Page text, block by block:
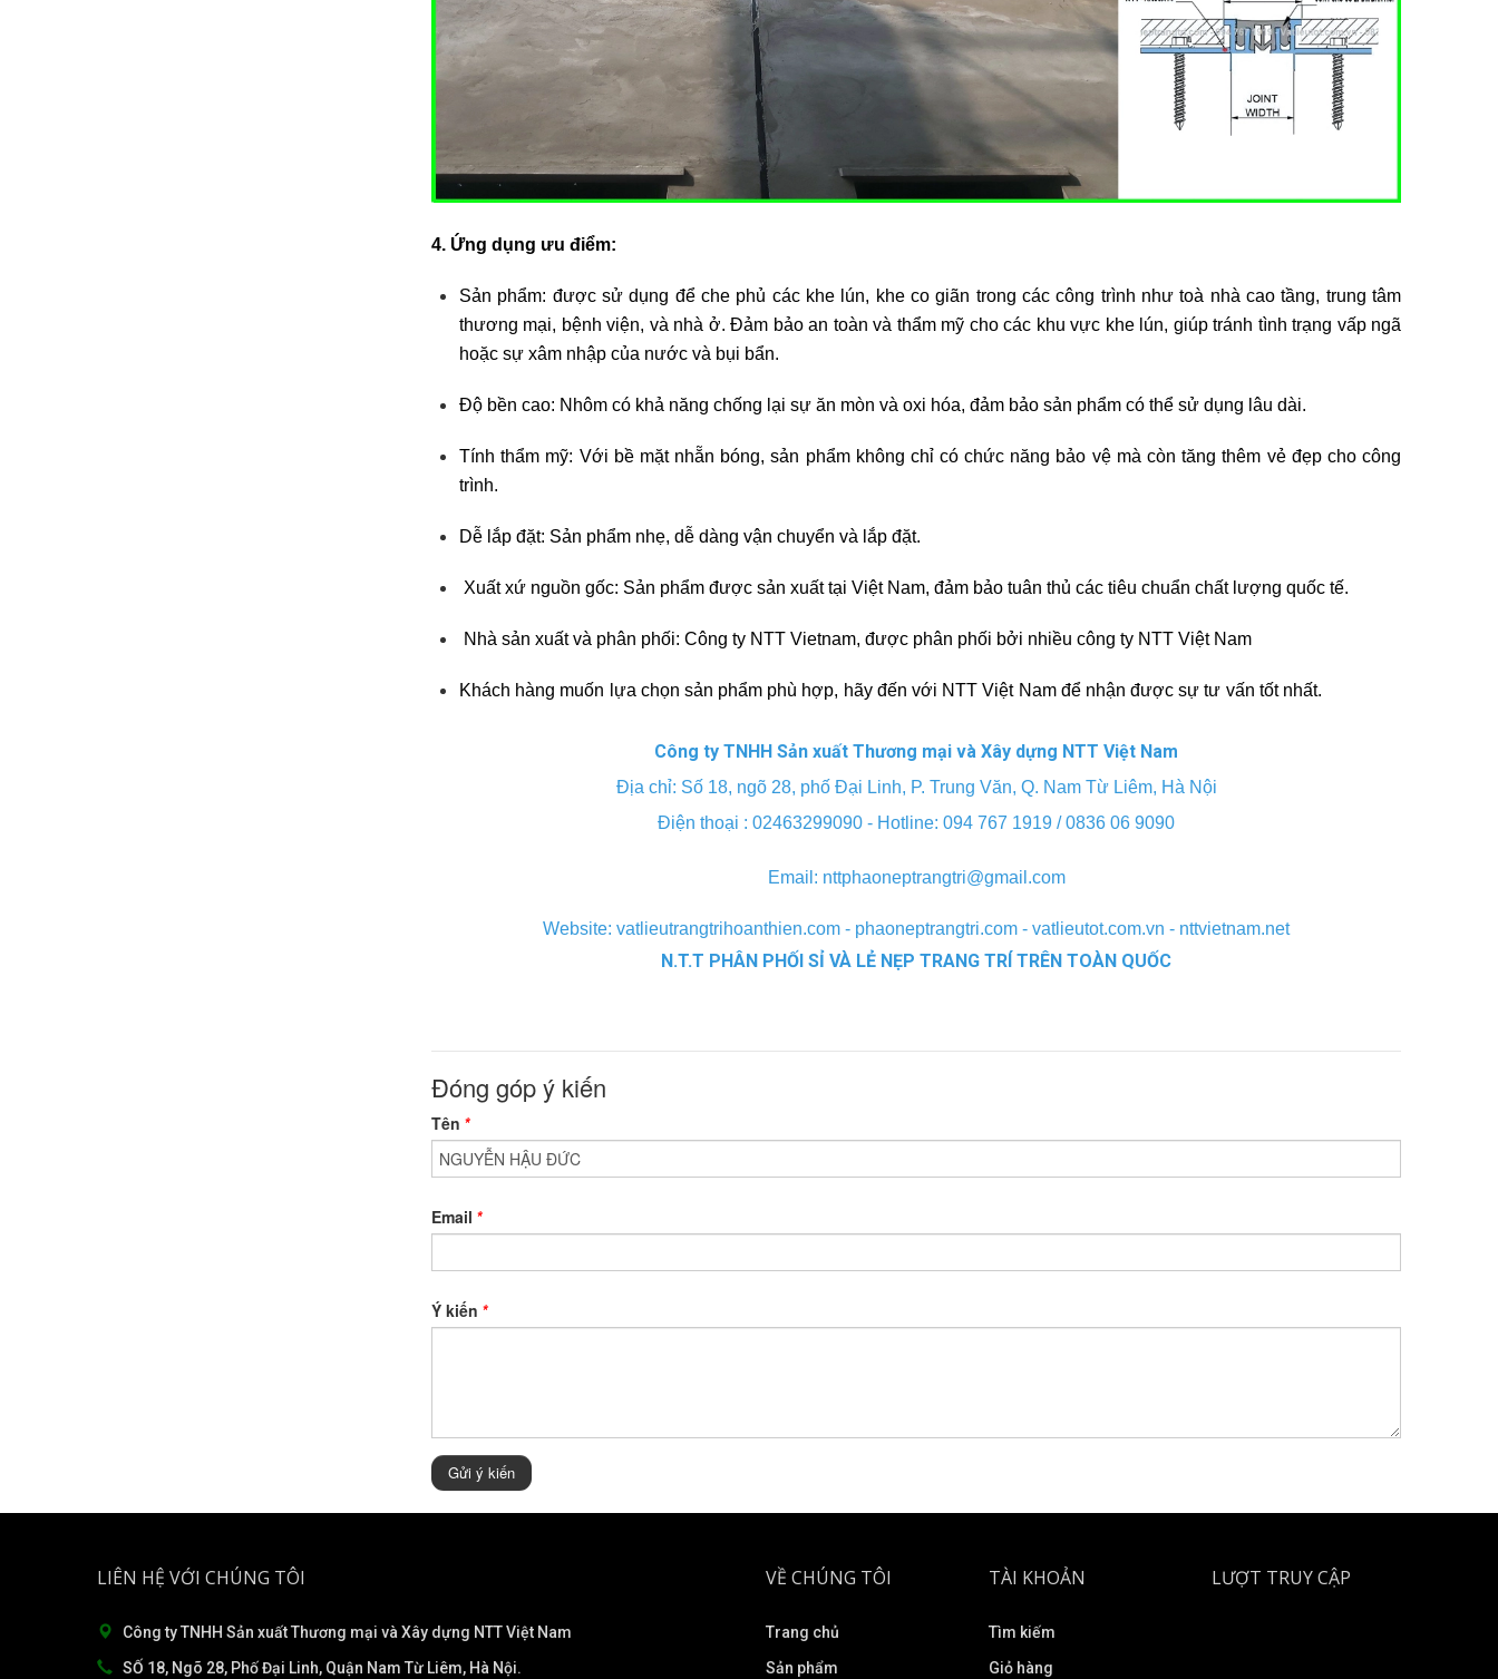
4. Ứng dụng ưu điểm:
Sản phẩm: được sử dụng để che phủ các khe lún, khe co giãn trong các công trình như toà nhà cao tầng, trung tâm
thương mại, bệnh viện, và nhà ở. Đảm bảo an toàn và thẩm mỹ cho các khu vực khe lún, giúp tránh tình trạng vấp ngã
hoặc sự xâm nhập của nước và bụi bẩn.
Độ bền cao: Nhôm có khả năng chống lại sự ăn mòn và oxi hóa, đảm bảo sản phẩm có thể sử dụng lâu dài.
Tính thẩm mỹ: Với bề mặt nhẵn bóng, sản phẩm không chỉ có chức năng bảo vệ mà còn tăng thêm vẻ đẹp cho công
trình.
Dễ lắp đặt: Sản phẩm nhẹ, dễ dàng vận chuyển và lắp đặt.
Xuất xứ nguồn gốc: Sản phẩm được sản xuất tại Việt Nam, đảm bảo tuân thủ các tiêu chuẩn chất lượng quốc tế.
Nhà sản xuất và phân phối: Công ty NTT Vietnam, được phân phối bởi nhiều công ty NTT Việt Nam
Khách hàng muốn lựa chọn sản phẩm phù hợp, hãy đến với NTT Việt Nam để nhận được sự tư vấn tốt nhất.
Công ty TNHH Sản xuất Thương mại và Xây dựng NTT Việt Nam
Địa chỉ: Số 18, ngõ 28, phố Đại Linh, P. Trung Văn, Q. Nam Từ Liêm, Hà Nội
Điện thoại : 02463299090 - Hotline: 094 767 1919 / 0836 06 9090
Email: nttphaoneptrangtri@gmail.com
Website: vatlieutrangtrihoanthien.com - phaoneptrangtri.com - vatlieutot.com.vn - nttvietnam.net
N.T.T PHÂN PHỐI SỈ VÀ LẺ NẸP TRANG TRÍ TRÊN TOÀN QUỐC
Đóng góp ý kiến
Tên *
Email *
Ý kiến *
Gửi ý kiến
LIÊN HỆ VỚI CHÚNG TÔI
Công ty TNHH Sản xuất Thương mại và Xây dựng NTT Việt Nam
SỐ 18, Ngõ 28, Phố Đại Linh, Quận Nam Từ Liêm, Hà Nội.
VỀ CHÚNG TÔI
Trang chủ
Sản phẩm
TÀI KHOẢN
Tìm kiếm
Giỏ hàng
LƯỢT TRUY CẬP